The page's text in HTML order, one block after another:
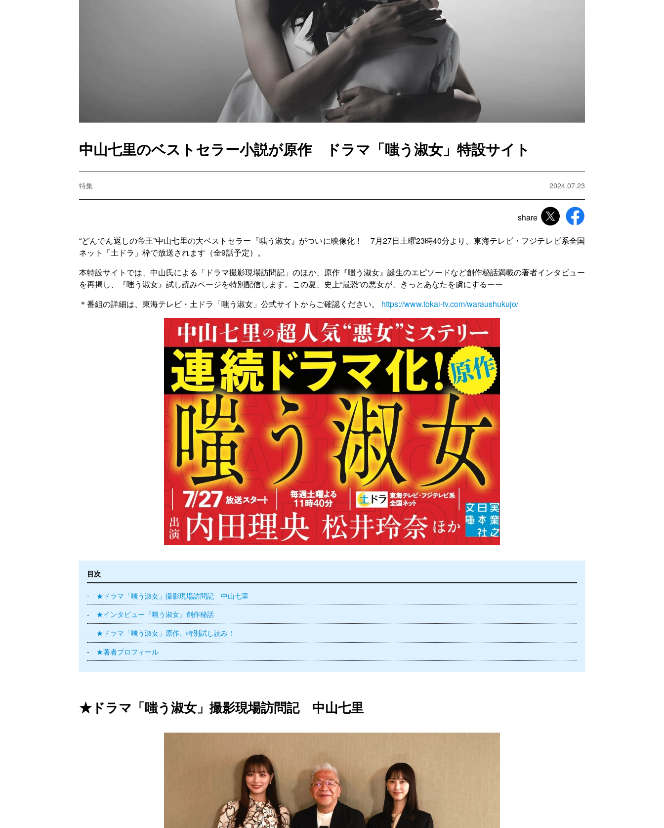
中山七里のベストセラー小説が原作 ドラマ「嗤う淑女」特設サイト
特集 2024.07.23
share
“どんでん返しの帝王”中山七里の大ベストセラー『嗤う淑女』がついに映像化！ 7月27日土曜23時40分より、東海テレビ・フジテレビ系全国
ネット「土ドラ」枠で放送されます（全9話予定）。
本特設サイトでは、中山氏による「ドラマ撮影現場訪問記」のほか、原作『嗤う淑女』誕生のエピソードなど創作秘話満載の著者インタビュー
を再掲し、『嗤う淑女』試し読みページを特別配信します。この夏、史上“最恐”の悪女が、きっとあなたを虜にするーー
＊番組の詳細は、東海テレビ・土ドラ「嗤う淑女」公式サイトからご確認ください。 https://www.tokai-tv.com/waraushukujo/
目次
★ドラマ「嗤う淑女」撮影現場訪問記 中山七里
★インタビュー『嗤う淑女』創作秘話
★ドラマ「嗤う淑女」原作、特別試し読み！
★著者プロフィール
★ドラマ「嗤う淑女」撮影現場訪問記 中山七里